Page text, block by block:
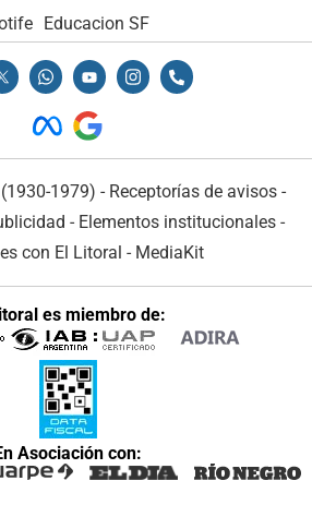
Educacion SF
1979) - Receptorías de avisos -
- Elementos institucionales -
con El Litoral - MediaKit
es miembro de:
Asociación con: